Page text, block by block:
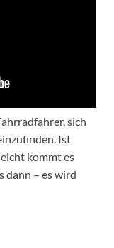
sich
Ist
kommt es
dann – es wird